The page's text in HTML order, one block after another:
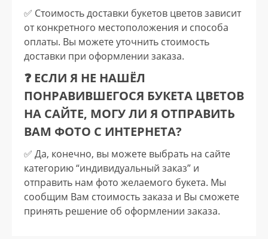
✅️ Стоимость доставки букетов цветов зависит
от конкретного местоположения и способа
оплаты. Вы можете уточнить стоимость
доставки при оформлении заказа.
❓ ЕСЛИ Я НЕ НАШЁЛ
ПОНРАВИВШЕГОСЯ БУКЕТА ЦВЕТОВ
НА САЙТЕ, МОГУ ЛИ Я ОТПРАВИТЬ
ВАМ ФОТО С ИНТЕРНЕТА?
✅️ Да, конечно, вы можете выбрать на сайте
категорию “индивидуальный заказ” и
отправить нам фото желаемого букета. Мы
сообщим Вам стоимость заказа и Вы сможете
принять решение об оформлении заказа.